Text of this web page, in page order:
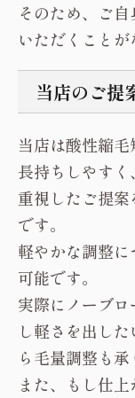
そのため、ご
いただくことが
当店のご提
当店は酸性縮
長持ちしやす
重視したご提
です。
軽やかな調整
可能です。
実際にノーブ
し軽さを出し
ら毛量調整も承
また、もし仕